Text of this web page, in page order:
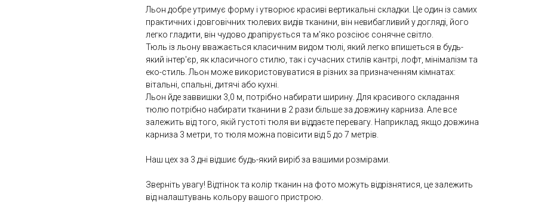
Льон добре утримує форму і утворює красиві вертикальні складки. Це один із самих
практичних і довговічних тюлевих видів тканини, він невибагливий у догляді, його
легко гладити, він чудово драпірується та м'яко розсіює сонячне світло.
Тюль із льону вважається класичним видом тюлі, який легко впишеться в будь-
який інтер'єр, як класичного стилю, так і сучасних стилів кантрі, лофт, мінімалізм та
еко-стиль. Льон може використовуватися в різних за призначенням кімнатах:
вітальні, спальні, дитячі або кухні.
Льон йде заввишки 3,0 м, потрібно набирати ширину. Для красивого складання
тюлю потрібно набирати тканини в 2 рази більше за довжину карниза. Але все
залежить від того, якій густоті тюля ви віддаєте перевагу. Наприклад, якщо довжина
карниза 3 метри, то тюля можна повісити від 5 до 7 метрів.
Наш цех за 3 дні відшиє будь-який виріб за вашими розмірами.
Зверніть увагу! Відтінок та колір тканин на фото можуть відрізнятися, це залежить
від налаштувань кольору вашого пристрою.